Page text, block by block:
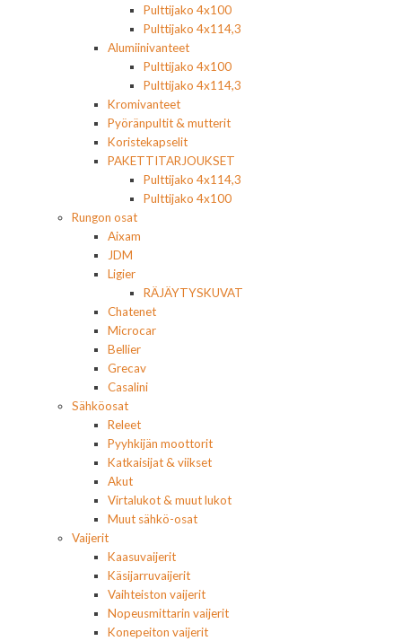
Pulttijako 4x100
Pulttijako 4x114,3
Alumiinivanteet
Pulttijako 4x100
Pulttijako 4x114,3
Kromivanteet
Pyöränpultit & mutterit
Koristekapselit
PAKETTITARJOUKSET
Pulttijako 4x114,3
Pulttijako 4x100
Rungon osat
Aixam
JDM
Ligier
RÄJÄYTYSKUVAT
Chatenet
Microcar
Bellier
Grecav
Casalini
Sähköosat
Releet
Pyyhkijän moottorit
Katkaisijat & viikset
Akut
Virtalukot & muut lukot
Muut sähkö-osat
Vaijerit
Kaasuvaijerit
Käsijarruvaijerit
Vaihteiston vaijerit
Nopeusmittarin vaijerit
Konepeiton vaijerit